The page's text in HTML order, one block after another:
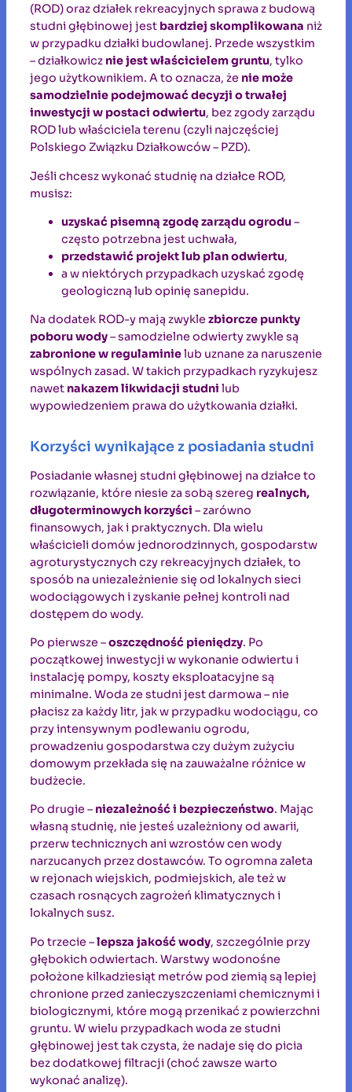
(ROD) oraz działek rekreacyjnych sprawa z budową
studni głębinowej jest bardziej skomplikowana niż
w przypadku działki budowlanej. Przede wszystkim
– działkowicz nie jest właścicielem gruntu, tylko
jego użytkownikiem. A to oznacza, że nie może
samodzielnie podejmować decyzji o trwałej
inwestycji w postaci odwiertu, bez zgody zarządu
ROD lub właściciela terenu (czyli najczęściej
Polskiego Związku Działkowców – PZD).
Jeśli chcesz wykonać studnię na działce ROD,
musisz:
uzyskać pisemną zgodę zarządu ogrodu–
często potrzebna jest uchwała,
przedstawić projekt lub plan odwiertu,
a w niektórych przypadkach uzyskać zgodę
geologiczną lub opinię sanepidu.
Na dodatek ROD-y mają zwykle zbiorcze punkty
poboru wody– samodzielne odwierty zwykle są
zabronione w regulaminielub uznane za naruszenie
wspólnych zasad. W takich przypadkach ryzykujesz
nawet nakazem likwidacji studni lub
wypowiedzeniem prawa do użytkowania działki.
Korzyści wynikające z posiadania studni
Posiadanie własnej studni głębinowej na działce to
rozwiązanie, które niesie za sobą szereg realnych,
długoterminowych korzyści – zarówno
finansowych, jak i praktycznych. Dla wielu
właścicieli domów jednorodzinnych, gospodarstw
agroturystycznych czy rekreacyjnych działek, to
sposób na uniezależnienie się od lokalnych sieci
wodociągowych i zyskanie pełnej kontroli nad
dostępem do wody.
Po pierwsze –oszczędność pieniędzy. Po
początkowej inwestycji w wykonanie odwiertu i
instalację pompy, koszty eksploatacyjne są
minimalne. Woda ze studni jest darmowa – nie
płacisz za każdy litr, jak w przypadku wodociągu, co
przy intensywnym podlewaniu ogrodu,
prowadzeniu gospodarstwa czy dużym zużyciu
domowym przekłada się na zauważalne różnice w
budżecie.
Po drugie – niezależność i bezpieczeństwo. Mając
własną studnię, nie jesteś uzależniony od awarii,
przerw technicznych ani wzrostów cen wody
narzucanych przez dostawców. To ogromna zaleta
w rejonach wiejskich, podmiejskich, ale też w
czasach rosnących zagrożeń klimatycznych i
lokalnych susz.
Po trzecie –lepsza jakość wody, szczególnie przy
głębokich odwiertach. Warstwy wodonośne
położone kilkadziesiąt metrów pod ziemią są lepiej
chronione przed zanieczyszczeniami chemicznymi i
biologicznymi, które mogą przenikać z powierzchni
gruntu. W wielu przypadkach woda ze studni
głębinowej jest tak czysta, że nadaje się do picia
bez dodatkowej filtracji (choć zawsze warto
wykonać analizę).